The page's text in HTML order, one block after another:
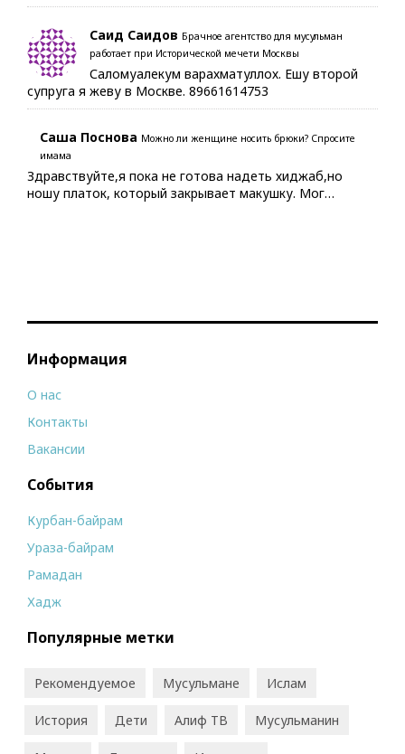
Саид Саидов Брачное агентство для мусульман
работает при Исторической мечети Москвы
Саломуалекум варахматуллох. Ешу второй
супруга я жеву в Москве. 89661614753
Саша Поснова Можно ли женщине носить брюки? Спросите
имама
Здравствуйте,я пока не готова надеть хиджаб,но
ношу платок, который закрывает макушку. Мог…
Информация
О нас
Контакты
Вакансии
События
Курбан-байрам
Ураза-байрам
Рамадан
Хадж
Популярные метки
Рекомендуемое Мусульмане Ислам
История Дети Алиф ТВ Мусульманин